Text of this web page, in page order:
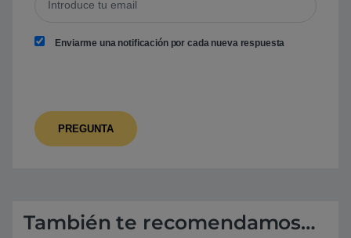
Enviarme una notificación por cada nueva respuesta
También te recomendamos…